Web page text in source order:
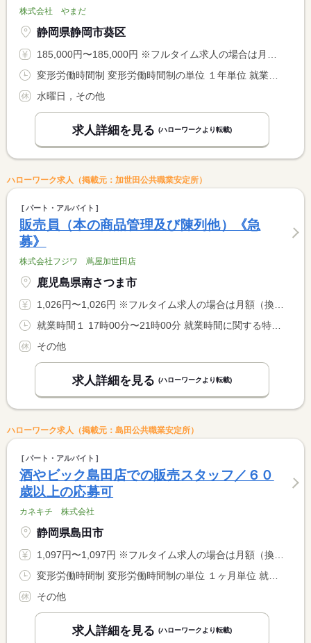
株式会社 やまだ
静岡県静岡市葵区
185,000円〜185,000円 ※フルタイム求人の場合は月額（換算額）、パート求人の場合は時間額を表示しています。
変形労働時間制 変形労働時間制の単位 １年単位 就業時間１ 10時00分〜18時00分
水曜日，その他
求人詳細を見る (ハローワークより転載)
ハローワーク求人（掲載元：加世田公共職業安定所）
パート・アルバイト
販売員（本の商品管理及び陳列他）《急
募》
株式会社フジワ 蔦屋加世田店
鹿児島県南さつま市
1,026円〜1,026円 ※フルタイム求人の場合は月額（換算額）、パート求人の場合は時間額を表示しています。
就業時間１ 17時00分〜21時00分 就業時間に関する特記事項 ・１７時〜２１時の間の３〜４時間程度
その他
求人詳細を見る (ハローワークより転載)
ハローワーク求人（掲載元：島田公共職業安定所）
パート・アルバイト
酒やビック島田店での販売スタッフ／６０
歳以上の応募可
カネキチ 株式会社
静岡県島田市
1,097円〜1,097円 ※フルタイム求人の場合は月額（換算額）、パート求人の場合は時間額を表示しています。
変形労働時間制 変形労働時間制の単位 １ヶ月単位 就業時間１ 9時30分〜15時00分 就業時間２ 15時00分〜20時00分 又は 9時30分〜20時00分の時間の間の2時間以上 就業時間に関する特記事項 休憩：（１）６０分（２）１５分 <BR> 就業時間は（１）（２）に限りません。１日２ｈ〜ご相談ください
その他
求人詳細を見る (ハローワークより転載)